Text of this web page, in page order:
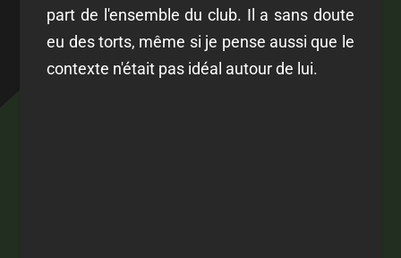
part de l'ensemble du club. Il a sans doute
eu des torts, même si je pense aussi que le
contexte n'était pas idéal autour de lui.